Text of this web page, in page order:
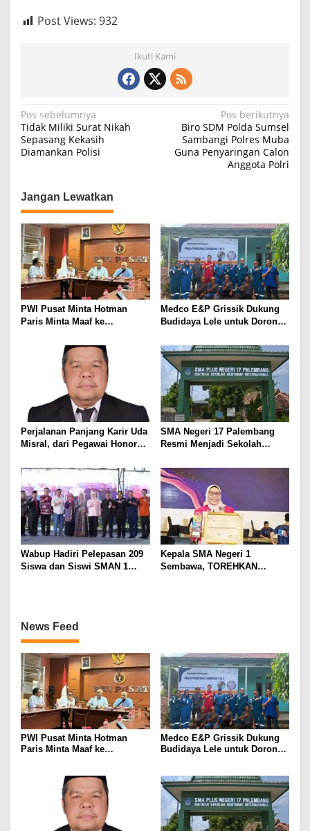
Post Views: 932
Ikuti Kami
N
a
v
g
a
s
i
p
o
s
Pos sebelumnya
Tidak Miliki Surat Nikah
Sepasang Kekasih
Diamankan Polisi
Pos berikutnya
Biro SDM Polda Sumsel
Sambangi Polres Muba
Guna Penyaringan Calon
Anggota Polri
Jangan Lewatkan
PWI Pusat Minta Hotman
Paris Minta Maaf ke
Pers Harus Dihormati
Medco E&P Grissik Dukung
Budidaya Lele untuk Dorong
Masyarakat
Perjalanan Panjang Karir Uda
Misral, dari Pegawai Honorer
Karir Jabatan Struktural
Eselon III
SMA Negeri 17 Palembang
Resmi Menjadi Sekolah
Wabup Hadiri Pelepasan 209
Siswa dan Siswi SMAN 1
Kepala SMA Negeri 1
Sembawa, TOREHKAN
News Feed
PWI Pusat Minta Hotman
Paris Minta Maaf ke
Medco E&P Grissik Dukung
Budidaya Lele untuk Dorong